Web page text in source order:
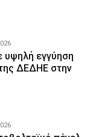
υψηλή εγγύηση
ΔΕΔΗΕ στην